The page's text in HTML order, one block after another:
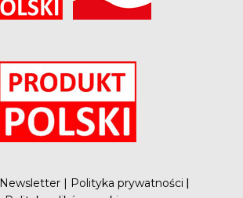
Newsletter | Polityka prywatności |